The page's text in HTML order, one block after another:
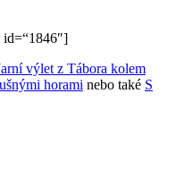
výlet z Tábora kolem
horami nebo také S